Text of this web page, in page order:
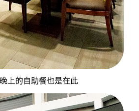
上的自助餐也是在此